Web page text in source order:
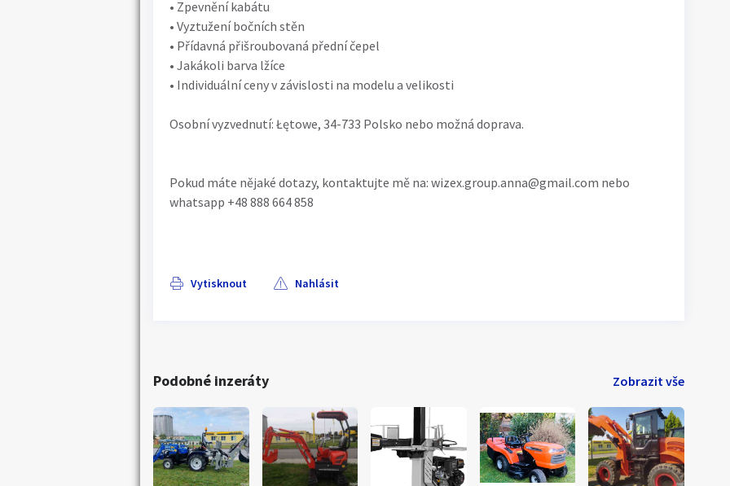
• Zpevnění kabátu
• Vyztužení bočních stěn
• Přídavná přišroubovaná přední čepel
• Jakákoli barva lžíce
• Individuální ceny v závislosti na modelu a velikosti
Osobní vyzvednutí: Łętowe, 34-733 Polsko nebo možná doprava.
Pokud máte nějaké dotazy, kontaktujte mě na: wizex.group.anna@gmail.com nebo
whatsapp +48 888 664 858
Vytisknout Nahlásit
Podobné inzeráty Zobrazit vše